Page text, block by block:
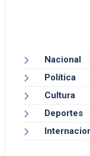
Nacional
Política
Cultura
Deportes